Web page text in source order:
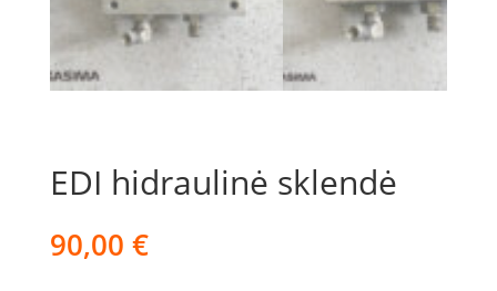
EDI hidraulinė sklendė
90,00 €